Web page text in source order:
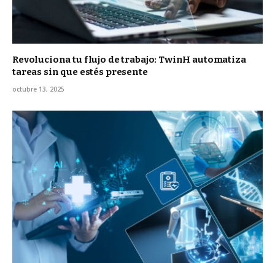
Revoluciona tu flujo de trabajo: TwinH automatiza
tareas sin que estés presente
octubre 13, 2025